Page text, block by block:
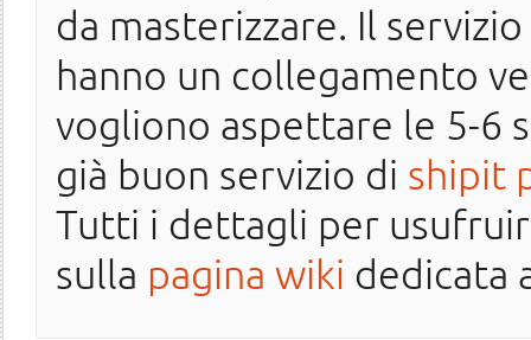
da masterizzare. Il
hanno un collegamento
vogliono aspettare le 5-6
già buon servizio di shipit
Tutti i dettagli per
sulla pagina wiki dedicata